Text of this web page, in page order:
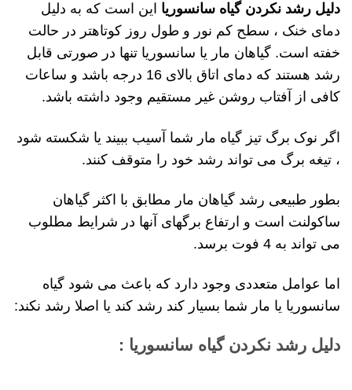
دلیل رشد نکردن گیاه سانسوریا این است که به دلیل
دمای خنک ، سطح کم نور و طول روز کوتاهتر در حالت
خفته است. گیاهان مار یا سانسوریا تنها در صورتی قابل
رشد هستند که دمای اتاق بالای 16 درجه باشد و ساعات
کافی از آفتاب روشن غیر مستقیم وجود داشته باشد.
اگر نوک برگ تیز گیاه مار شما آسیب ببیند یا شکسته شود
، تیغه برگ می تواند رشد خود را متوقف کنند.
بطور طبیعی رشد گیاهان مار مطابق با اکثر گیاهان
ساکولنت است و ارتفاع برگهای آنها در شرایط مطلوب
می تواند به 4 فوت برسد.
اما عوامل متعددی وجود دارد که باعث می شود گیاه
سانسوریا یا مار شما بسیار کند رشد کند یا اصلا رشد نکند:
دلیل رشد نکردن گیاه سانسوریا :